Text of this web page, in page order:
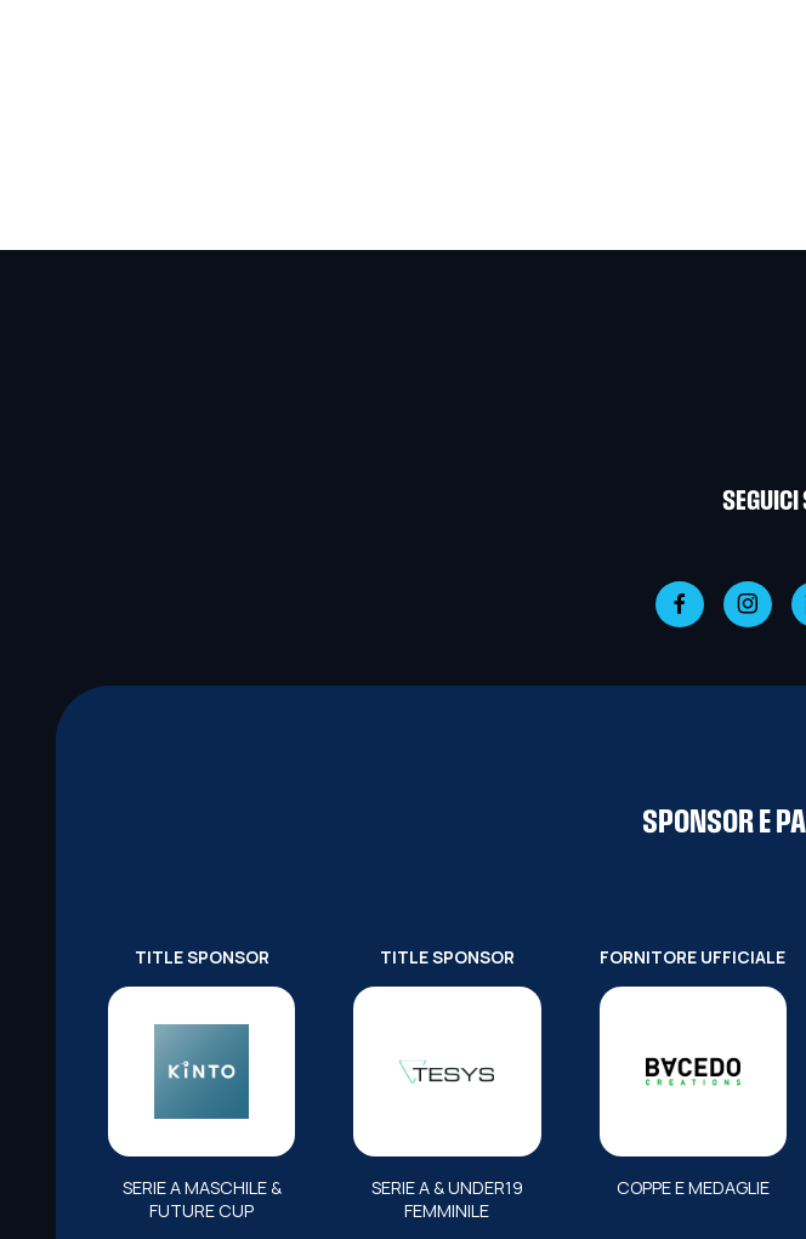
SEGUICI
SPONSOR E
TITLE SPONSOR
SERIE A MASCHILE &
FUTURE CUP
TITLE SPONSOR
SERIE A & UNDER19
FEMMINILE
FORNITORE UFFICIALE
COPPE E MEDAGLIE